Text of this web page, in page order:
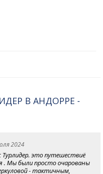
В АНДОРРЕ -
2024
Турлидер. это путешествиё
. Мы были просто очарованы
- тактичным,